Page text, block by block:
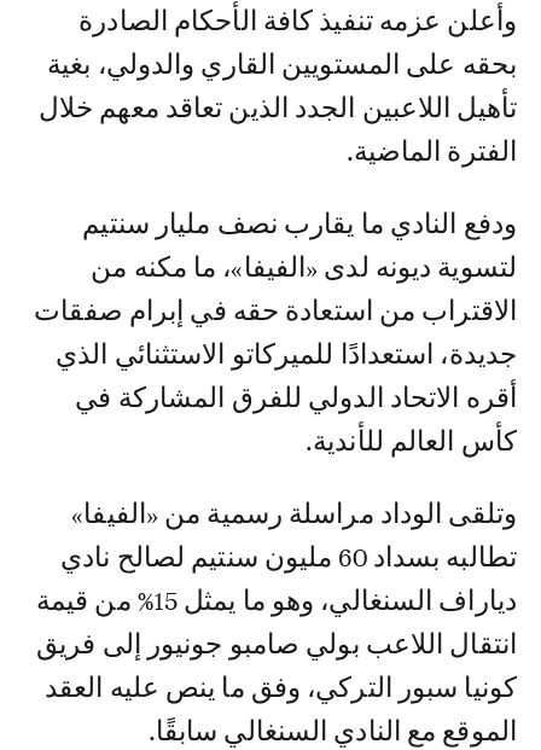
وأعلن عزمه تنفيذ كافة الأحكام الصادرة
بحقه على المستويين القاري والدولي، بغية
تأهيل اللاعبين الجدد الذين تعاقد معهم خلال
الفترة الماضية.
ودفع النادي ما يقارب نصف مليار سنتيم
لتسوية ديونه لدى «الفيفا»، ما مكنه من
الاقتراب من استعادة حقه في إبرام صفقات
جديدة، استعدادًا للميركاتو الاستثنائي الذي
أقره الاتحاد الدولي للفرق المشاركة في
كأس العالم للأندية.
وتلقى الوداد مراسلة رسمية من «الفيفا»
تطالبه بسداد 60 مليون سنتيم لصالح نادي
دياراف السنغالي، وهو ما يمثل 15% من قيمة
انتقال اللاعب بولي صامبو جونيور إلى فريق
كونيا سبور التركي، وفق ما ينص عليه العقد
الموقع مع النادي السنغالي سابقًا.